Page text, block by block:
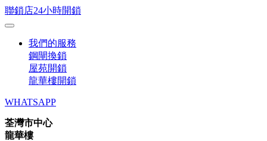
聯鎖店24小時開鎖
我們的服務
鋼閘換鎖
屋苑開鎖
龍華樓開鎖
WHATSAPP
荃灣市中心
龍華樓